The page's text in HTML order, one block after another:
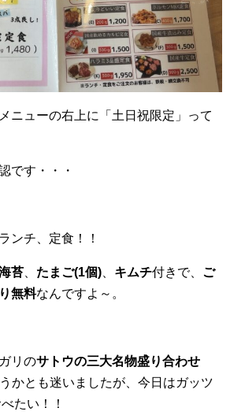
ニューの右上に「土日祝限定」って
です・・・
ンチ、定食！！
苔 たまご(1個) キムチ付きで、
ご
無料なんですよ～。
リのサトウの三大名物盛り合わせ
かとも迷いましたが、今日はガッツ
たい！！